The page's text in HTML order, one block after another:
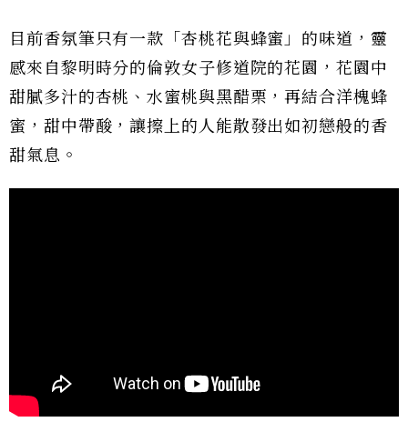
目前香氛筆只有一款「杏桃花與蜂蜜」的味道，靈
感來自黎明時分的倫敦女子修道院的花園，花園中
甜膩多汁的杏桃、水蜜桃與黑醋栗，再結合洋槐蜂
蜜，甜中帶酸，讓擦上的人能散發出如初戀般的香
甜氣息。